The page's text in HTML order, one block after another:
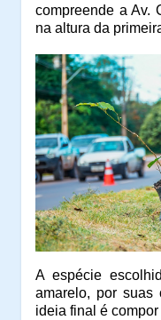
compreende a Av.
na altura da
A espécie
amarelo, por suas
ideia final é